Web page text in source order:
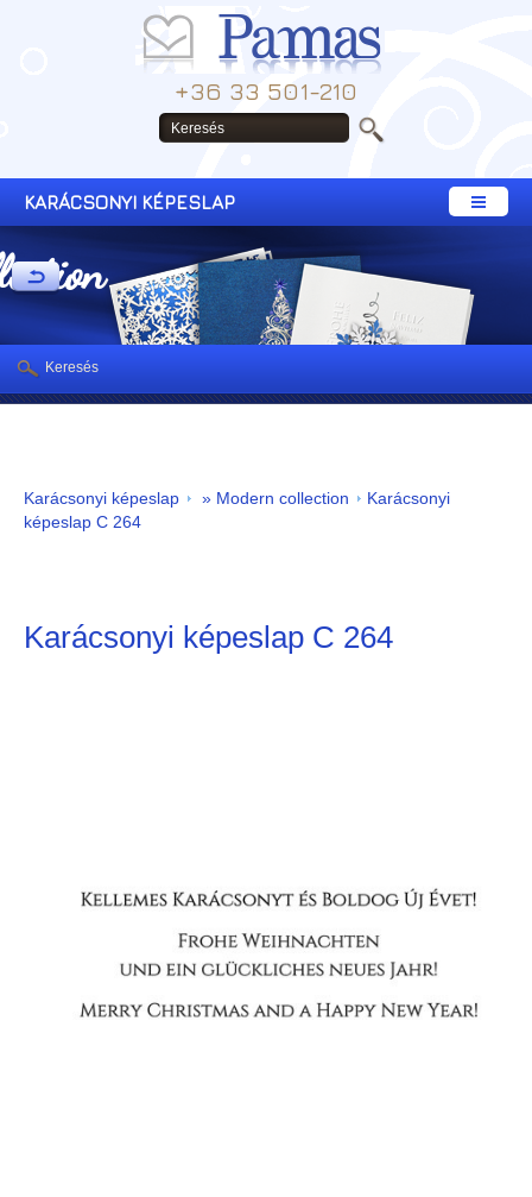
+36 33 501-210
KARÁCSONYI KÉPESLAP
Karácsonyi képeslap » Modern collection
Karácsonyi
képeslap C 264
Karácsonyi képeslap C 264
Keresés